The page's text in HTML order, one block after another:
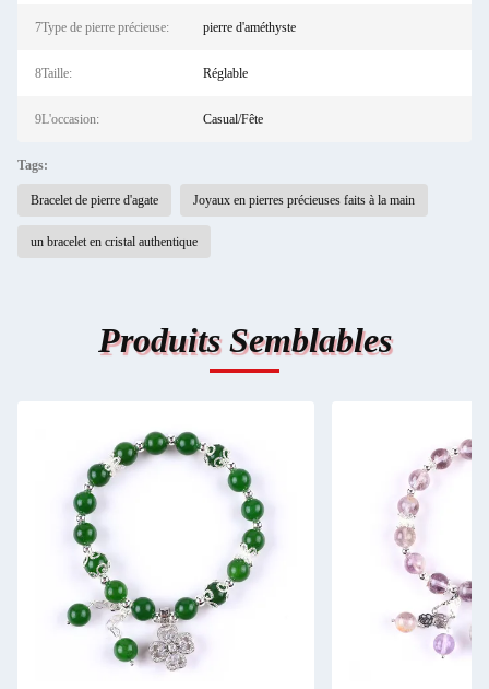
7Type de pierre précieuse: pierre d'améthyste
8Taille: Réglable
9L'occasion: Casual/Fête
Tags:
Bracelet de pierre d'agate Joyaux en pierres précieuses faits à la main
un bracelet en cristal authentique
Produits Semblables